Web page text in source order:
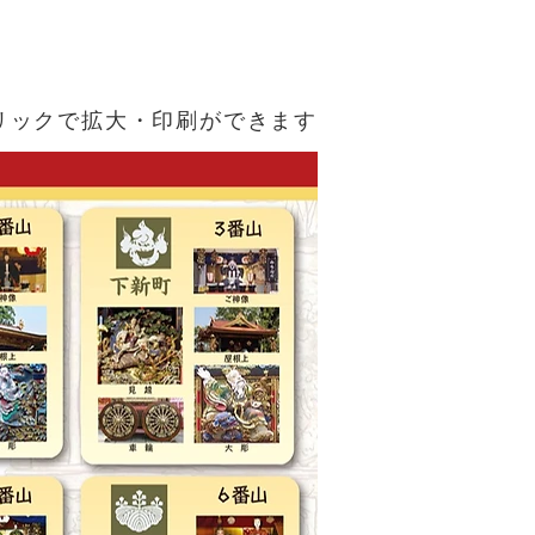
クで拡大・印刷ができます